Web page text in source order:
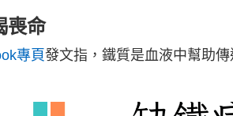
喪命
專頁發文指，鐵質是血液中幫助